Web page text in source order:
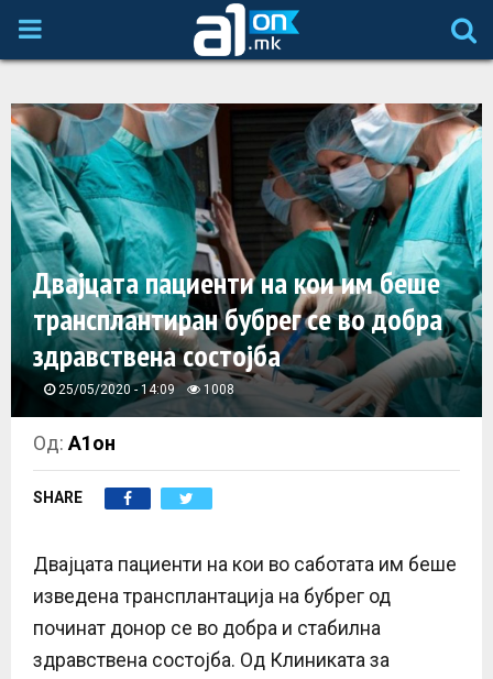
P
I
M
A
R
M
E
N
U
Двајцата пациенти на кои им беше
трансплантиран бубрег се во добра
здравствена состојба
25/05/2020 - 14:09 1008
Од:А1он
SHARE
Двајцата пациенти на кои во саботата им беше
изведена трансплантација на бубрег од
починат донор се во добра и стабилна
здравствена состојба. Од Клиниката за